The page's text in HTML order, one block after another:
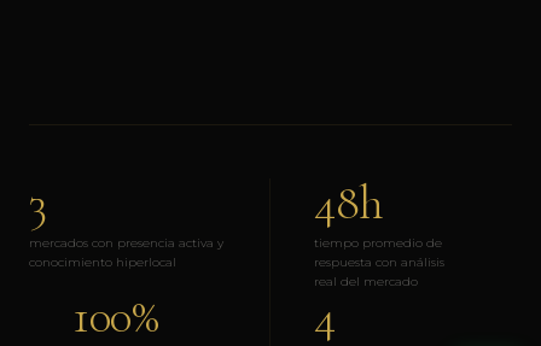
3
mercados con presencia activa y
conocimiento hiperlocal
48h
tiempo promedio de
respuesta con análisis
real del mercado
100% 4